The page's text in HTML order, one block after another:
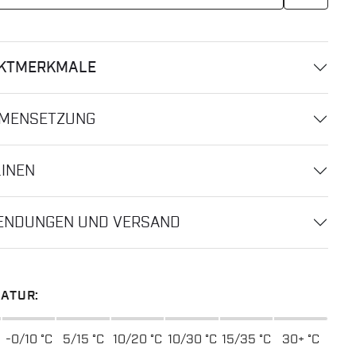
UND VERSAND
-0/10 °C 5/15 °C 10/20 °C 10/30 °C 15/35 °C 30+ °C